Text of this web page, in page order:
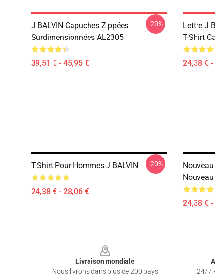
J BALVIN Capuches Zippées
Surdimensionnées AL2305
39,51 € - 45,95 €
-20%
Lettre J
T-Shirt
24,38 €
T-Shirt Pour Hommes J BALVIN
24,38 € - 28,06 €
-20%
24,38 €
Livraison mondiale
Nous livrons dans plus de 200 pays
24/7